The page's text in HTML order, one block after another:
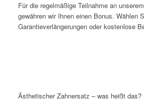
Für die regelmäßige Teilnahme an unserem
gewähren wir Ihnen einen Bonus. Wählen
Garantieverlängerungen oder kostenlose
Ästhetischer Zahnersatz – was heißt das?